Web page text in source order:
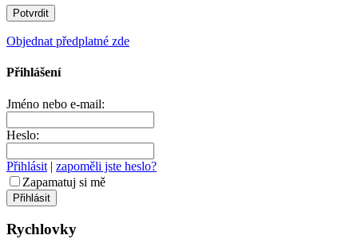
Objednat předplatné zde
Přihlášení
Jméno nebo e-mail:
Heslo:
Přihlásit | zapoměli jste heslo?
Zapamatuj si mě
Rychlovky